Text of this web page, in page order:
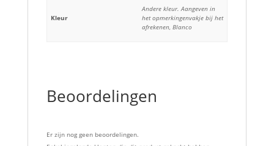
Kleur
Andere kleur. Aangeven in
het opmerkingenvakje bij het
afrekenen, Blanco
Beoordelingen
Er zijn nog geen beoordelingen.